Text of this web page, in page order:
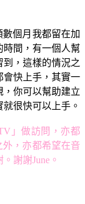
個月我都留在加
時間，有一個人幫
，這樣的情況之
會快上手，其實一
你可以幫助建立
很快可以上手。
」做訪問，亦都
外，亦都希望在音
謝謝June。